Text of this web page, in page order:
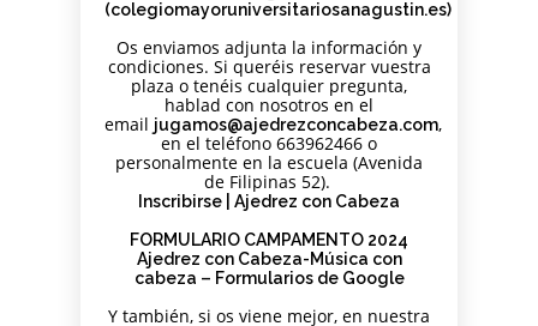
(colegiomayoruniversitariosanagustin.es)
Os enviamos adjunta la información y
condiciones. Si queréis reservar vuestra
plaza o tenéis cualquier pregunta,
hablad con nosotros en el
email jugamos@ajedrezconcabeza.com,
en el teléfono 663962466 o
personalmente en la escuela (Avenida
de Filipinas 52).
Inscribirse | Ajedrez con Cabeza
FORMULARIO CAMPAMENTO 2024
Ajedrez con Cabeza-Música con
cabeza – Formularios de Google
Y también, si os viene mejor, en nuestra